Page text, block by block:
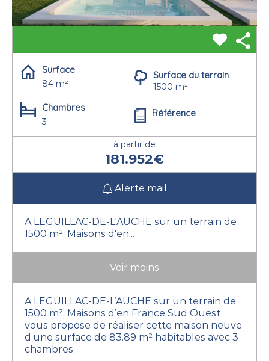
Surface
84 m²
Surface du terrain
1500 m²
Chambres
3
Référence
à partir de
181.952€
Alerte mail
A LEGUILLAC-DE-L'AUCHE sur un terrain de
1500 m², Maisons d'en...
Voir moins
A LEGUILLAC-DE-L’AUCHE sur un terrain de
1500 m², Maisons d’en France Sud Ouest
vous propose de réaliser cette maison neuve
d’une surface de 83.89 m² habitables avec 3
chambres.